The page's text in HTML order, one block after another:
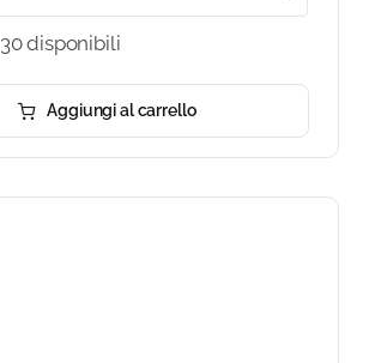
30 disponibili
Aggiungi al carrello